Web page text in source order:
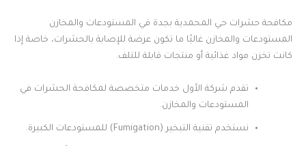
مكافحة حشرات حي المحمدية بجدة في المستودعات والمخازن
المستودعات والمخازن غالبًا ما تكون عرضة للإصابة بالحشرات، خاصة إذا
كانت تخزن مواد غذائية أو منتجات قابلة للتلف.
تقدم شركة الأول خدمات متخصصة لمكافحة الحشرات في
المستودعات والمخازن.
نستخدم تقنية التبخير (Fumigation) للمستودعات الكبيرة.